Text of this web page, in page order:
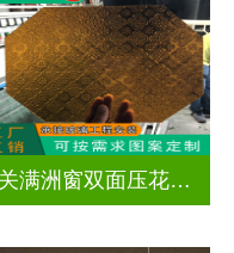
西关满洲窗双面压花玻璃